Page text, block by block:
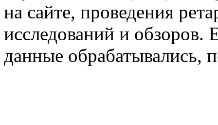
на сайте, проведения
исследований и обзоров.
данные обрабатывались,